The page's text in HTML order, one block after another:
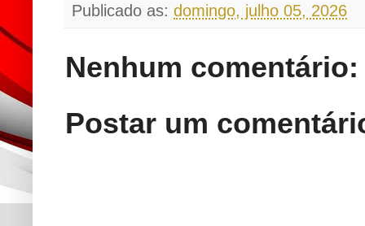
Publicado as: domingo, julho 05, 2026
Nenhum comentário:
Postar um